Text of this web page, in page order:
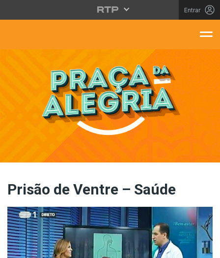
Saltar para o conteúdo principal
Entrar
Prisão de Ventre – Saúde